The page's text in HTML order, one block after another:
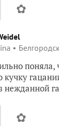
✿
поняла,
нежданной
✿